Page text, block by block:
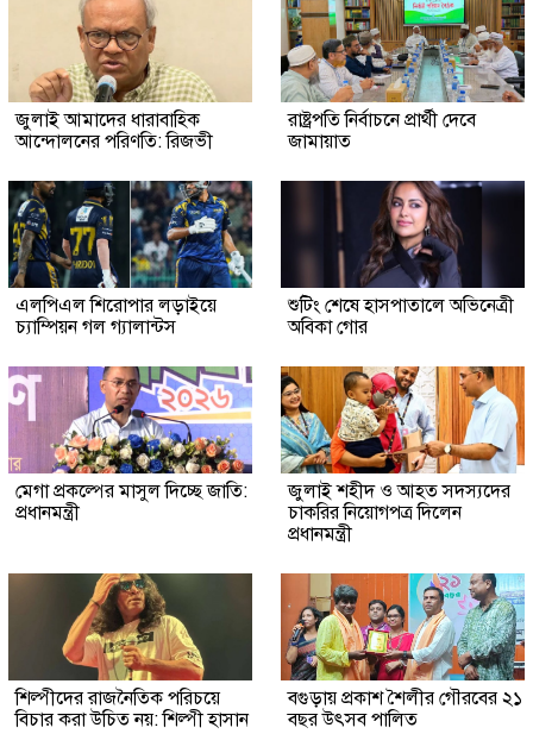
জুলাই আমাদের ধারাবাহিক
আন্দোলনের পরিণতি: রিজভী
রাষ্ট্রপতি নির্বাচনে প্রার্থী দেবে
জামায়াত
এলপিএল শিরোপার লড়াইয়ে
চ্যাম্পিয়ন গল গ্যালান্টস
শুটিং শেষে হাসপাতালে অভিনেত্রী
অবিকা গোর
মেগা প্রকল্পের মাসুল দিচ্ছে জাতি:
প্রধানমন্ত্রী
জুলাই শহীদ ও আহত সদস্যদের
চাকরির নিয়োগপত্র দিলেন
প্রধানমন্ত্রী
শিল্পীদের রাজনৈতিক পরিচয়ে
বিচার করা উচিত নয়: শিল্পী হাসান
বগুড়ায় প্রকাশ শৈলীর গৌরবের ২১
বছর উৎসব পা‌লিত